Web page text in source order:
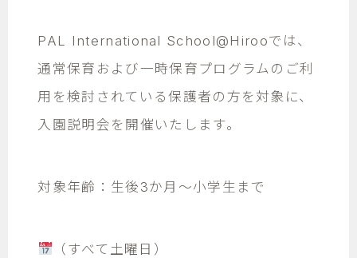
PAL International School@Hirooでは、
通常保育および一時保育プログラムのご利
用を検討されている保護者の方を対象に、
入園説明会を開催いたします。
対象年齢：生後3か月～小学生まで
（すべて土曜日）